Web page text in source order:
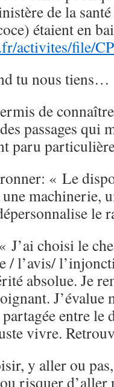
de la
étaient en
activites/file/
tu nous tiens…
de
passages qui
paru
« Le
machinerie,
le
J’ai choisi le
/ l’avis/
absolue. Je
J’évalue
entre le
vivre.
y aller ou
risquer